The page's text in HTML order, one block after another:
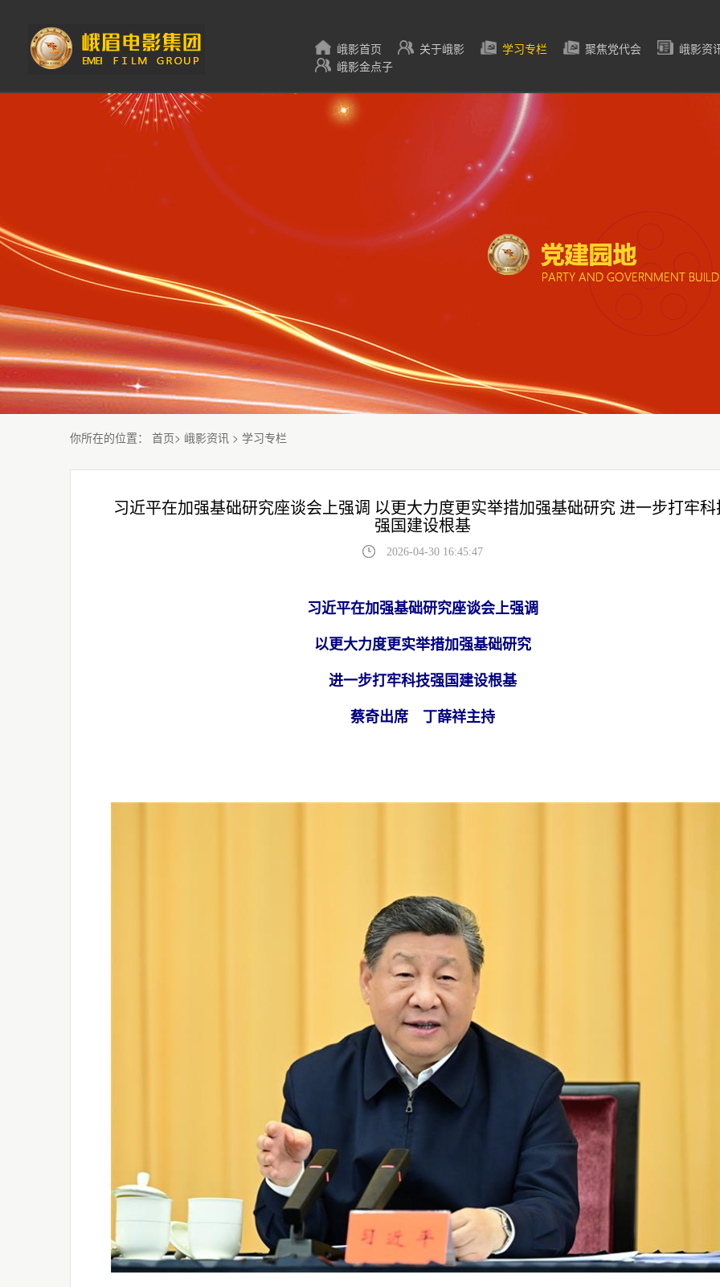
峨影首页 关于峨影 学习专栏 聚焦党代会
峨影资
峨影金点子
你所在的位置： 首页> 峨影资讯 > 学习专栏
习近平在加强基础研究座谈会上强调 以更大力度更实举措加强基础研究 进一步打牢科
强国建设根基
2026-04-30 16:45:47
习近平在加强基础研究座谈会上强调
以更大力度更实举措加强基础研究
进一步打牢科技强国建设根基
蔡奇出席 丁薛祥主持